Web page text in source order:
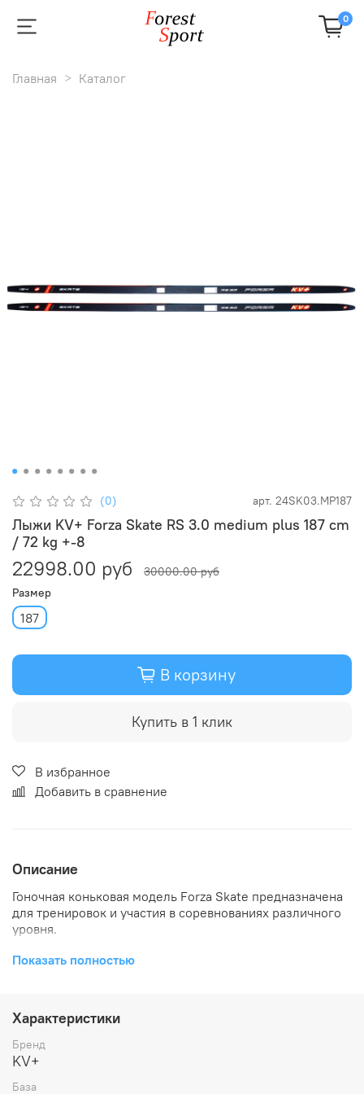
0
Главная Каталог
(0) арт. 24SK03.MP187
Лыжи KV+ Forza Skate RS 3.0 medium plus 187 cm
/ 72 kg +-8
22998.00 руб
30000.00 руб
Размер
187
В корзину
Купить в 1 клик
В избранное
Добавить в сравнение
Описание
Гоночная коньковая модель Forza Skate предназначена
для тренировок и участия в соревнованиях различного
уровня.
CAP CONSTRUCTION -
UL Wood- Деревянный сердечник сделанной из очень
облегчения проделаны воздушные каналы.
позволяет получить необходимую продольную гибкость
и торсионную жёсткость при минимальном весе.
Показать полностью
Характеристики
Бренд
KV+
База